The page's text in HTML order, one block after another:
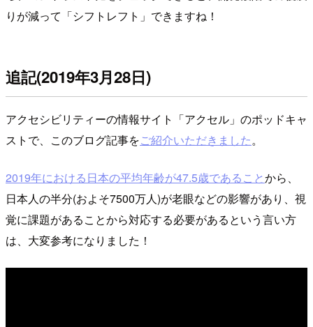
りが減って「シフトレフト」できますね！
追記(2019年3月28日)
アクセシビリティーの情報サイト「アクセル」のポッドキャ
ストで、このブログ記事をご紹介いただきました。
2019年における日本の平均年齢が47.5歳であることから、
日本人の半分(およそ7500万人)が老眼などの影響があり、視
覚に課題があることから対応する必要があるという言い方
は、大変参考になりました！